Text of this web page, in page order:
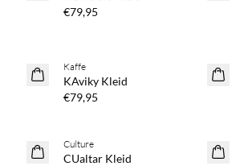
€79,95
NEUHEITEN
Kaffe
KAviky Kleid
€79,95
NEUHEITEN
Culture
CUaltar Kleid